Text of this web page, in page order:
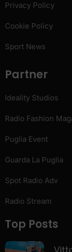
Privacy Policy
Cookie Policy
Sport News
Partner
Ideality Studios
Radio Fashion
Puglia Event
Guarda La Puglia
Spot Radio Adv
Radio Stream
Top Posts